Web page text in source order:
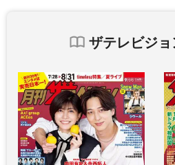
ザテレビジ